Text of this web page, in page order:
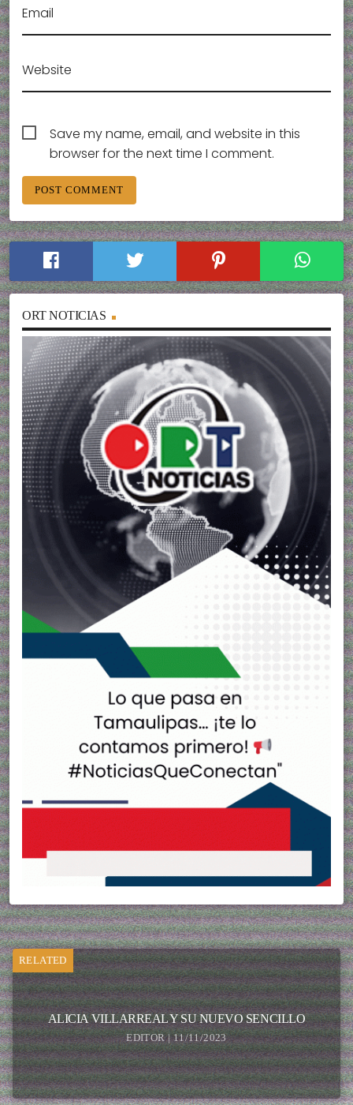
Email
Website
Save my name, email, and website in this
browser for the next time I comment.
ORT NOTICIAS
RELATED
ALICIA VILLARREAL Y SU NUEVO SENCILLO
EDITOR | 11/11/2023